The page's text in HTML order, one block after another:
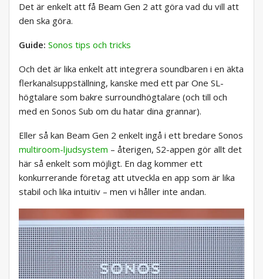
Det är enkelt att få Beam Gen 2 att göra vad du vill att
den ska göra.
Guide: Sonos tips och tricks
Och det är lika enkelt att integrera soundbaren i en äkta
flerkanalsuppställning, kanske med ett par One SL-
högtalare som bakre surroundhögtalare (och till och
med en Sonos Sub om du hatar dina grannar).
Eller så kan Beam Gen 2 enkelt ingå i ett bredare Sonos
multiroom-ljudsystem – återigen, S2-appen gör allt det
här så enkelt som möjligt. En dag kommer ett
konkurrerande företag att utveckla en app som är lika
stabil och lika intuitiv – men vi håller inte andan.